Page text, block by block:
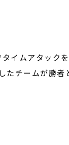
イムアタック
たチームが勝